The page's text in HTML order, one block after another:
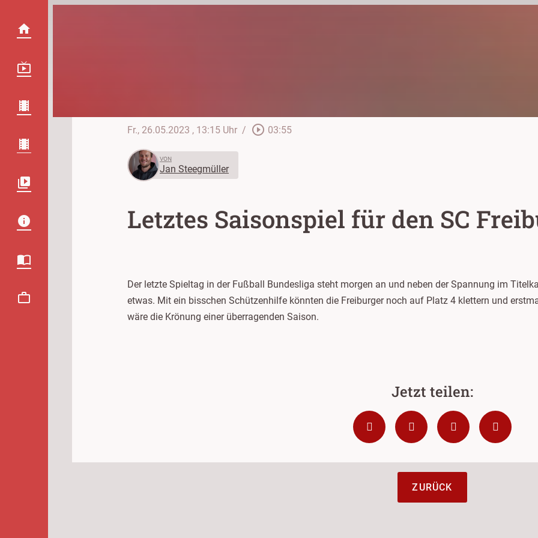
Fr., 26.05.2023 , 13:15 Uhr / play_circle_outline 03:55
VON
Jan Steegmüller
Letztes Saisonspiel für den SC
Der letzte Spieltag in der Fußball Bundesliga steht morgen an und neben der Spannung im
etwas. Mit ein bisschen Schützenhilfe könnten die Freiburger noch auf Platz 4 klettern und
wäre die Krönung einer überragenden Saison.
ZURÜCK